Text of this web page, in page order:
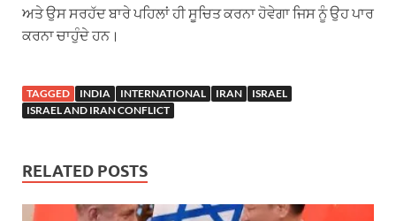
ਅਤੇ ਉਸ ਸਰਹੱਦ ਬਾਰੇ ਪਹਿਲਾਂ ਹੀ ਸੂਚਿਤ ਕਰਨਾ ਹੋਵੇਗਾ ਜਿਸ ਨੂੰ ਉਹ ਪਾਰ
ਕਰਨਾ ਚਾਹੁੰਦੇ ਹਨ।
TAGGED INDIA INTERNATIONAL IRAN
ISRAEL
ISRAEL AND IRAN CONFLICT
RELATED POSTS